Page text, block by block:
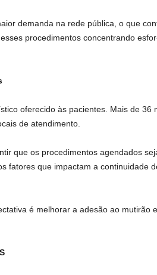
demanda na rede pública, o que
procedimentos concentrando
oferecido às pacientes. Mais de 36
de atendimento.
que os procedimentos agendados
fatores que impactam a continuidade
é melhorar a adesão ao mutirão